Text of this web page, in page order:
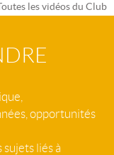
les vidéos du Club
opportunités
liés à